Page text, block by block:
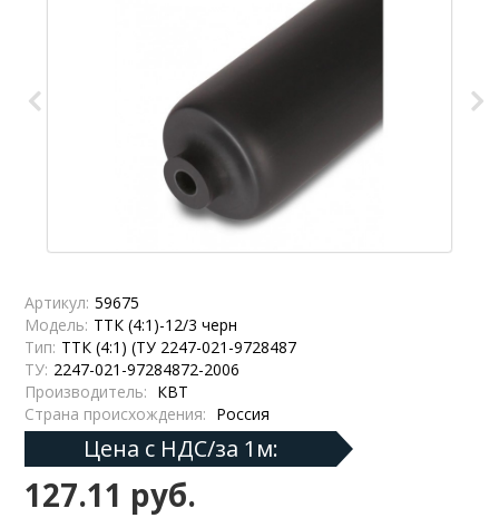
Артикул: 59675
Модель: ТТК (4:1)-12/3 черн
Тип: ТТК (4:1) (ТУ 2247-021-9728487
ТУ: 2247-021-97284872-2006
Производитель: КВТ
Страна происхождения: Россия
Цена с НДС/за 1м:
127.11 руб.